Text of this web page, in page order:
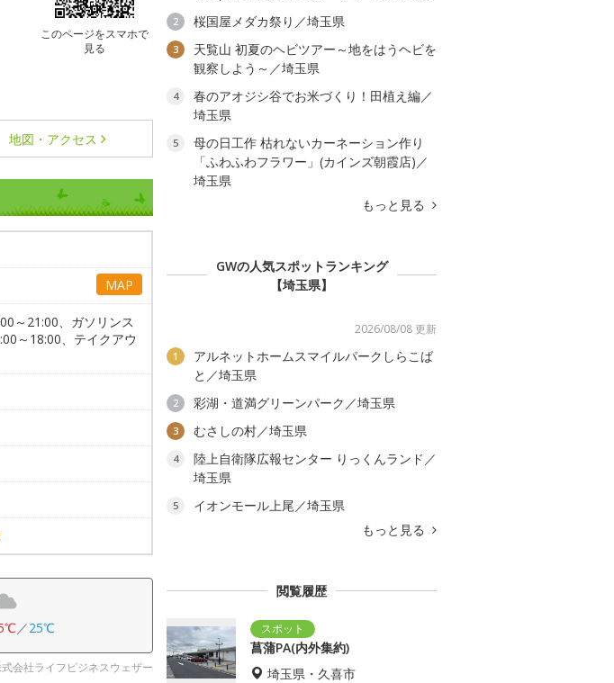
このページをスマホで
見る
地図・アクセス
MAP
～21:00、ガソリンス
～18:00、テイクアウ
／25℃
会社ライフビジネスウェザー
2 桜国屋メダカ祭り／埼玉県
3
天覧山 初夏のヘビツアー～地をはうヘビを
観察しよう～／埼玉県
4
春のアオジシ谷でお米づくり！田植え編／
埼玉県
5
母の日工作 枯れないカーネーション作り
「ふわふわフラワー」(カインズ朝霞店)／
埼玉県
もっと見る
GWの人気スポットランキング
【埼玉県】
2026/08/08 更新
1
アルネットホームスマイルパークしらこば
と／埼玉県
2 彩湖・道満グリーンパーク／埼玉県
3 むさしの村／埼玉県
4
陸上自衛隊広報センター りっくんランド／
埼玉県
5
イオンモール上尾／埼玉県
もっと見る
閲覧履歴
菖蒲PA(内外集約)
埼玉県・久喜市